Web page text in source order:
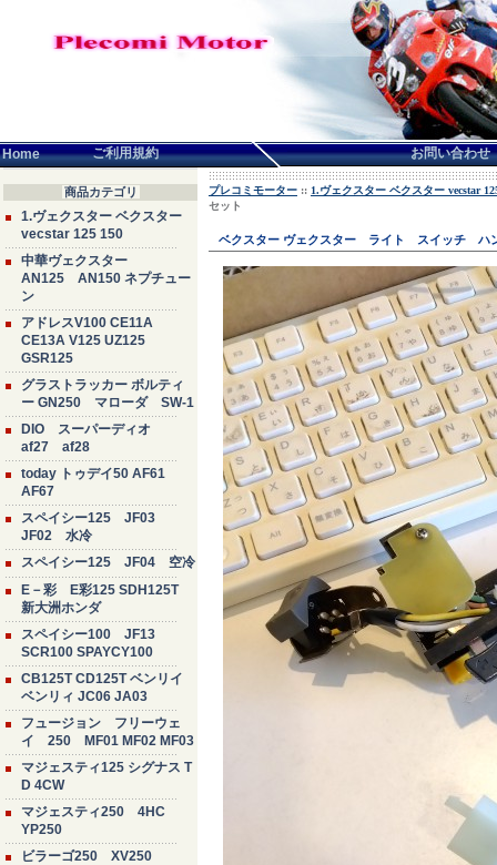
Home ご利用規約 お問い合わせ
商品カテゴリ
1.ヴェクスター ベクスター
vecstar 125 150
中華ヴェクスター
AN125 AN150 ネプチュー
ン
アドレスV100 CE11A
CE13A V125 UZ125
GSR125
グラストラッカー ボルティ
ー GN250 マローダ SW-1
DIO スーパーディオ
af27 af28
today トゥデイ50 AF61
AF67
スペイシー125 JF03
JF02 水冷
スペイシー125 JF04 空冷
E－彩 E彩125 SDH125T
新大洲ホンダ
スペイシー100 JF13
SCR100 SPAYCY100
CB125T CD125T ベンリイ
ベンリィ JC06 JA03
フュージョン フリーウェ
イ 250 MF01 MF02 MF03
マジェスティ125 シグナス T
D 4CW
マジェスティ250 4HC
YP250
ビラーゴ250 XV250
プレコミモーター :: 1.ヴェクスター ベクスター vecstar
セット
ベクスター ヴェクスター ライト スイッチ